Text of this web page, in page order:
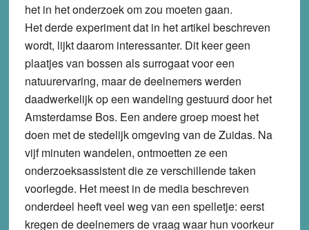
het in het onderzoek om zou moeten gaan.
Het derde experiment dat in het artikel beschreven
wordt, lijkt daarom interessanter. Dit keer geen
plaatjes van bossen als surrogaat voor een
natuurervaring, maar de deelnemers werden
daadwerkelijk op een wandeling gestuurd door het
Amsterdamse Bos. Een andere groep moest het
doen met de stedelijk omgeving van de Zuidas. Na
vijf minuten wandelen, ontmoetten ze een
onderzoeksassistent die ze verschillende taken
voorlegde. Het meest in de media beschreven
onderdeel heeft veel weg van een spelletje: eerst
kregen de deelnemers de vraag waar hun voorkeur